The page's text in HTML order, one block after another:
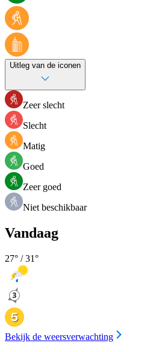
Uitleg van de iconen
Zeer slecht
Slecht
Matig
Goed
Zeer goed
Niet beschikbaar
Vandaag
27° /31°
Bekijk de weersverwachting